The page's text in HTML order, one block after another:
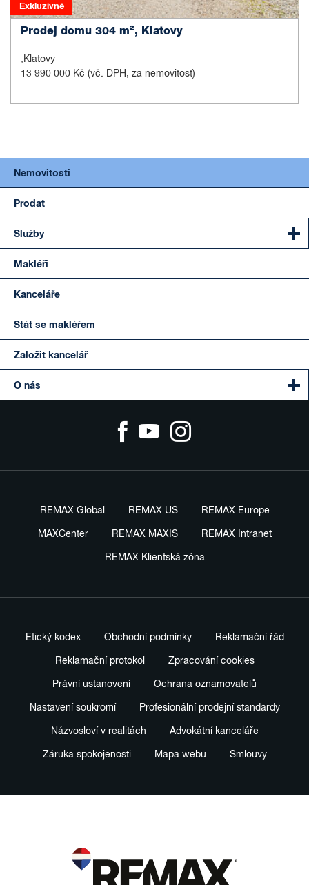
Exkluzivně
Prodej domu 304 m², Klatovy
,Klatovy
13 990 000 Kč (vč. DPH, za nemovitost)
Nemovitosti
Prodat
Služby
Makléři
Kanceláře
Stát se makléřem
Založit kancelář
O nás
REMAX Global REMAX US REMAX Europe
MAXCenter REMAX MAXIS REMAX Intranet
REMAX Klientská zóna
Etický kodex Obchodní podmínky Reklamační řád
Reklamační protokol Zpracování cookies
Právní ustanovení Ochrana oznamovatelů
Nastavení soukromí Profesionální prodejní standardy
Názvosloví v realitách Advokátní kanceláře
Záruka spokojenosti Mapa webu Smlouvy